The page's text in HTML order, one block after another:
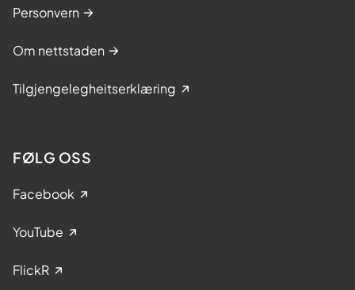
Personvern
Om nettstaden
Tilgjengelegheitserklæring
FØLG OSS
Facebook
YouTube
FlickR